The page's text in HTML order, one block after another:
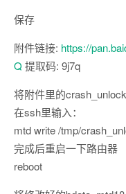
保存
附件链接: https://
Q 提取码: 9j7q
将附件里的
在ssh里输入：
mtd write /tmp/
完成后重启一下路由器
reboot